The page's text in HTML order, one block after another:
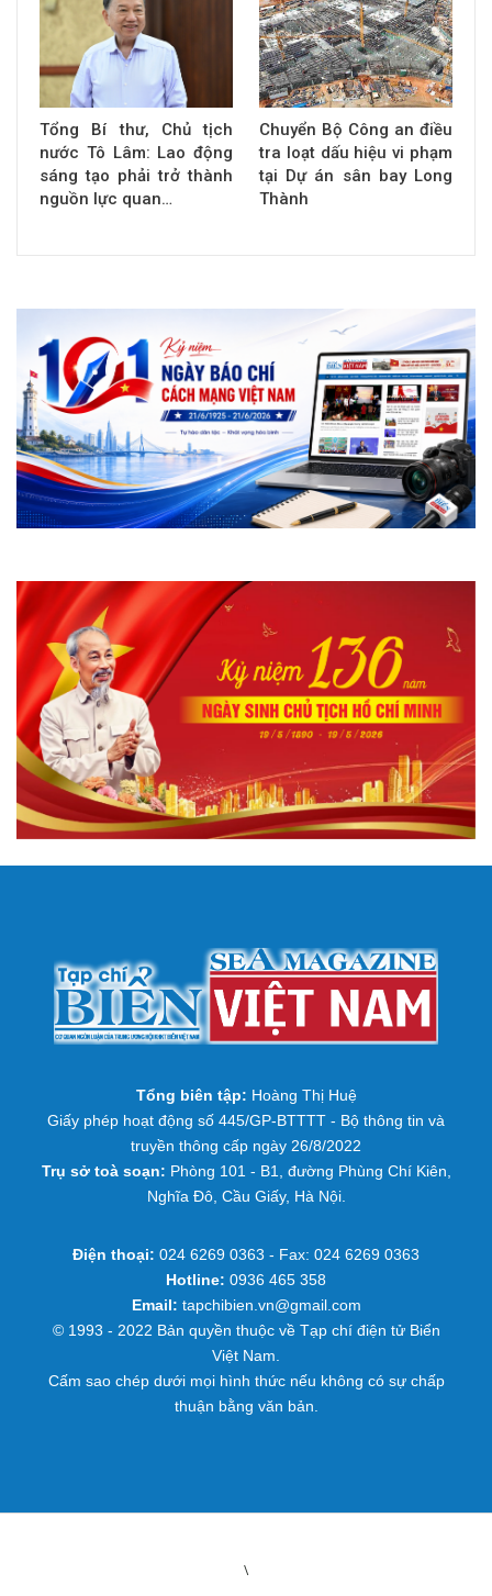
Tổng Bí thư, Chủ tịch
nước Tô Lâm: Lao động
sáng tạo phải trở thành
nguồn lực quan…
Chuyển Bộ Công an điều
tra loạt dấu hiệu vi phạm
tại Dự án sân bay Long
Thành
Tổng biên tập: Hoàng Thị Huệ
Giấy phép hoạt động số 445/GP-BTTTT - Bộ thông tin và
truyền thông cấp ngày 26/8/2022
Trụ sở toà soạn: Phòng 101 - B1, đường Phùng Chí Kiên,
Nghĩa Đô, Cầu Giấy, Hà Nội.
Điện thoại: 024 6269 0363 - Fax: 024 6269 0363
Hotline: 0936 465 358
Email: tapchibien.vn@gmail.com
© 1993 - 2022 Bản quyền thuộc về Tạp chí điện tử Biển
Việt Nam.
Cấm sao chép dưới mọi hình thức nếu không có sự chấp
thuận bằng văn bản.
\